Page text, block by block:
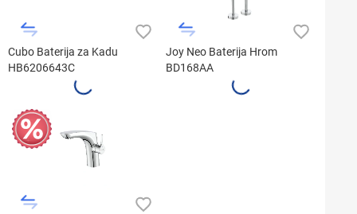
Cubo Baterija za Kadu
HB6206643C
Joy Neo Baterija Hrom
BD168AA